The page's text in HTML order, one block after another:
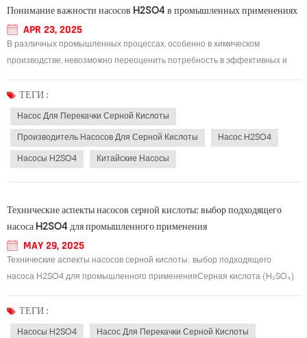
Понимание важности насосов H2SO4 в промышленных применениях
APR 23, 2025
В различных промышленных процессах, особенно в химическом
производстве, невозможно переоценить потребность в эффективных и
многих отраслях промышленности, является насос H2SO4. Эти насосы
специально разработаны для работы с высококорр...
ТЕГИ :
Насос Для Перекачки Серной Кислоты
Производитель Насосов Для Серной Кислоты Насос H2SO4
Насосы H2SO4 Китайские Насосы
Технические аспекты насосов серной кислоты: выбор подходящего
насоса H2SO4 для промышленного применения
MAY 29, 2025
Технические аспекты насосов серной кислоты: выбор подходящего
насоса H2SO4 для промышленного примененияСерная кислота (H₂SO₄)
химикатов, необходимых в таких секторах, как производство удобрений,
ТЕГИ :
Насосы H2SO4 Насос Для Перекачки Серной Кислоты